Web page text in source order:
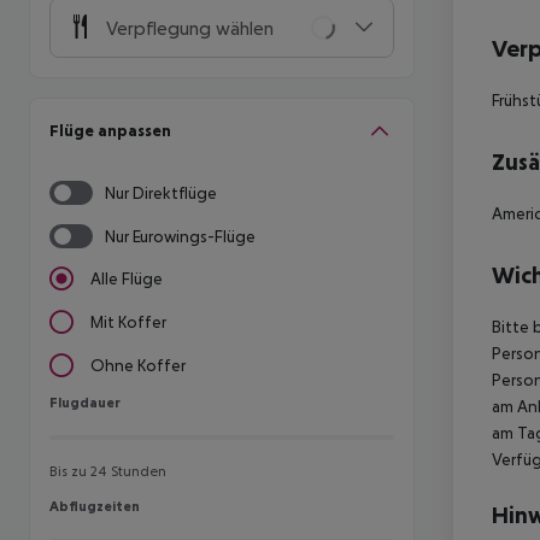
Verpflegung wählen
Flüge anpassen
Nur Direktflüge
Nur Eurowings-Flüge
Alle Flüge
Mit Koffer
Ohne Koffer
Flugdauer
Flugdauer
Bis zu 24 Stunden
Abflugzeiten
Abflugzeiten
Bitte
am
am